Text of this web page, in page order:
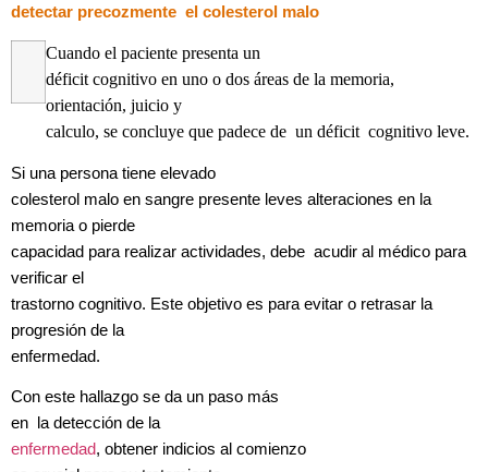
detectar precozmente el colesterol malo
Cuando el paciente presenta un
déficit cognitivo en uno o dos áreas de la memoria,
orientación, juicio y
calculo, se concluye que padece de un déficit cognitivo leve.
Si una persona tiene elevado
colesterol malo en sangre presente leves alteraciones en la
memoria o pierde
capacidad para realizar actividades, debe acudir al médico para
verificar el
trastorno cognitivo. Este objetivo es para evitar o retrasar la
progresión de la
enfermedad.
Con este hallazgo se da un paso más
en la detección de la
enfermedad, obtener indicios al comienzo